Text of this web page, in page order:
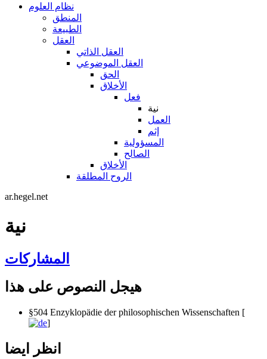
نظام العلوم
المنطق
الطبيعة
العقل
العقل الذاتي
العقل الموضوعي
الحق
الأخلاق
فعل
نية
العمل
إثم
المسؤولية
الصالح
الأخلاق
الروح المطلقة
ar.hegel.net
نية
المشاركات
هيجل النصوص على هذا
§504 Enzyklopädie der philosophischen Wissenschaften [
]
انظر ايضا